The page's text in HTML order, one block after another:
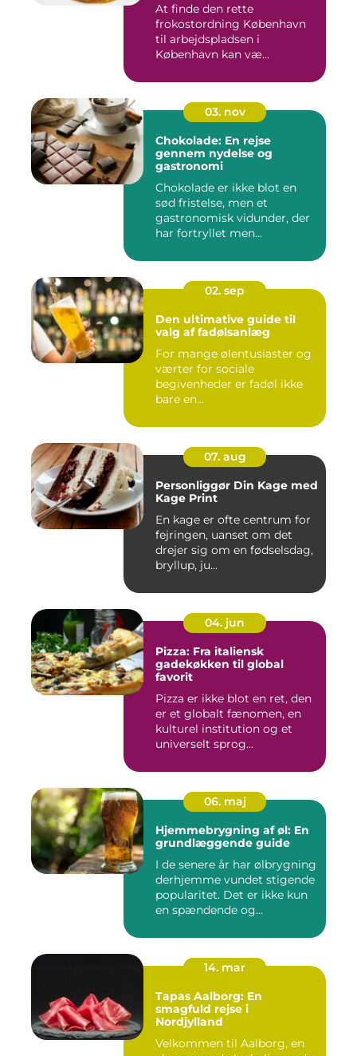
At finde den rette
frokostordning København
til arbejdspladsen i
København kan væ...
03. nov
Chokolade: En rejse
gennem nydelse og
gastronomi
Chokolade er ikke blot en
sød fristelse, men et
gastronomisk vidunder, der
har fortryllet men...
02. sep
Den ultimative guide til
valg af fadølsanlæg
For mange ølentusiaster og
værter for sociale
begivenheder er fadøl ikke
bare en...
07. aug
Personliggør Din Kage med
Kage Print
En kage er ofte centrum for
fejringen, uanset om det
drejer sig om en fødselsdag,
bryllup, ju...
04. jun
Pizza: Fra italiensk
gadekøkken til global
favorit
Pizza er ikke blot en ret, den
er et globalt fænomen, en
kulturel institution og et
universelt sprog...
06. maj
Hjemmebrygning af øl: En
grundlæggende guide
I de senere år har ølbrygning
derhjemme vundet stigende
popularitet. Det er ikke kun
en spændende og...
14. mar
Tapas Aalborg: En
smagfuld rejse i
Nordjylland
Velkommen til Aalborg, en